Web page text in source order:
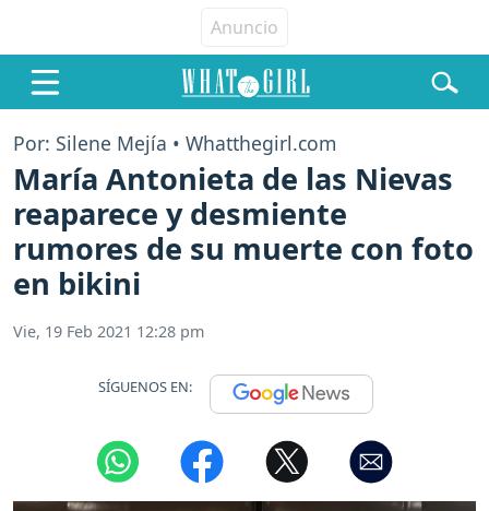
Por: Silene Mejía • Whatthegirl.com
María Antonieta de las Nievas
reaparece y desmiente
rumores de su muerte con foto
en bikini
Vie, 19 Feb 2021 12:28 pm
SÍGUENOS EN: